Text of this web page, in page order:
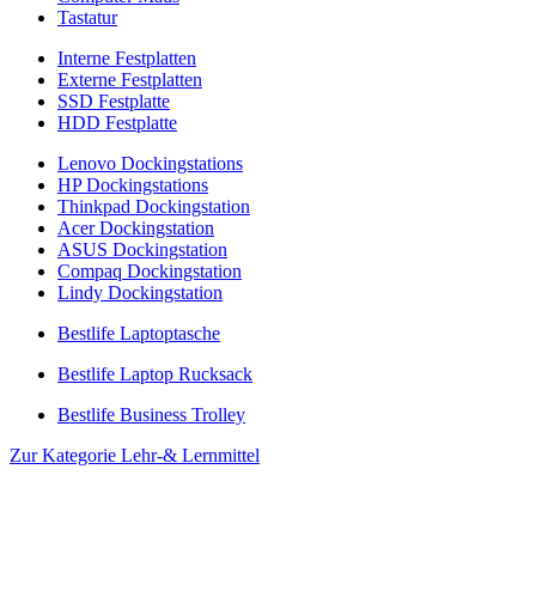
Tastatur
Interne Festplatten
Externe Festplatten
SSD Festplatte
HDD Festplatte
Lenovo Dockingstations
HP Dockingstations
Thinkpad Dockingstation
Acer Dockingstation
ASUS Dockingstation
Compaq Dockingstation
Lindy Dockingstation
Bestlife Laptoptasche
Bestlife Laptop Rucksack
Bestlife Business Trolley
Zur Kategorie Lehr-& Lernmittel